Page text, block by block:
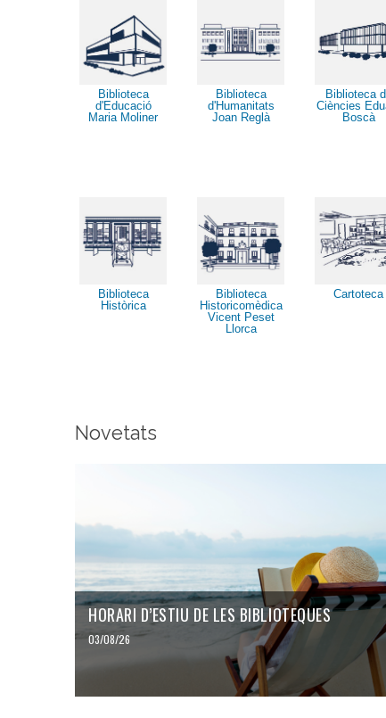
Biblioteca
d'Educació
Maria Moliner
Biblioteca
d'Humanitats
Joan Reglà
Biblioteca
Ciències
Boscà
Biblioteca
Històrica
Biblioteca
Historicomèdica
Vicent Peset
Llorca
Cartoteca
Novetats
HORARI D’ESTIU DE LES BIBLIOTEQUES
03/08/26